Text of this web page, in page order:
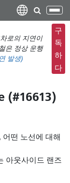
탐
색
메
뉴
전
환
로의 지연이
은 정상 운행
발생)
구
독
하
다
(#16613)
떤 노선에 대해
아웃사이드 랜즈